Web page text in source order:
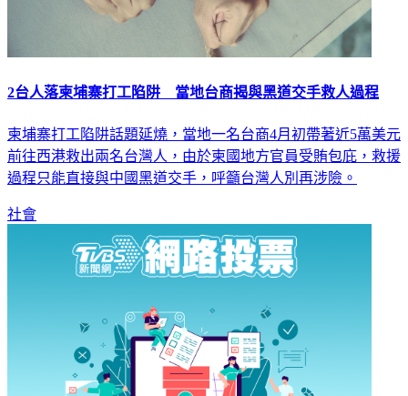
2台人落柬埔寨打工陷阱 當地台商揭與黑道交手救人過程
柬埔寨打工陷阱話題延燒，當地一名台商4月初帶著近5萬美元
前往西港救出兩名台灣人，由於柬國地方官員受賄包庇，救援
過程只能直接與中國黑道交手，呼籲台灣人別再涉險。
社會